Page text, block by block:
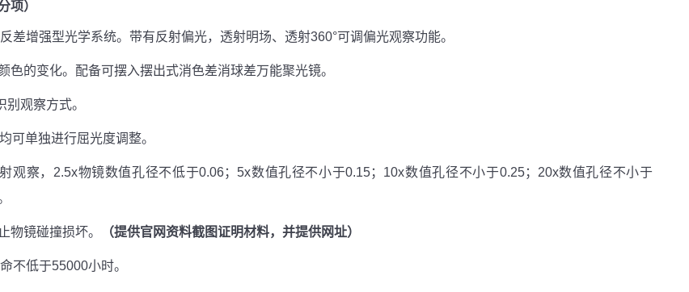
项）
差增强型光学系统。带有反射偏光，透射明场、透射360°可调偏光观察功能。
色的变化。配备可摆入摆出式消色差消球差万能聚光镜。
观察方式。
可单独进行屈光度调整。
观察，2.5x物镜数值孔径不低于0.06；5x数值孔径不小于0.15；10x数值孔径不小于0.25；20x数值孔径不小于
镜碰撞损坏。 （提供官网资料截图证明材料，并提供网址）
不低于55000小时。